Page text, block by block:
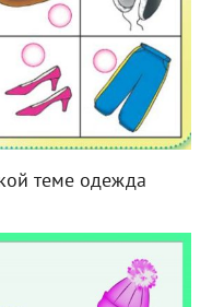
теме одежда